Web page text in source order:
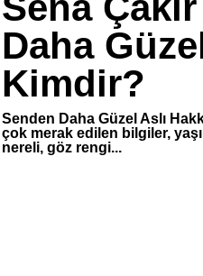
Daha
Kimdir?
Senden Daha Güzel Aslı
çok merak edilen bilgiler,
nereli, göz rengi...